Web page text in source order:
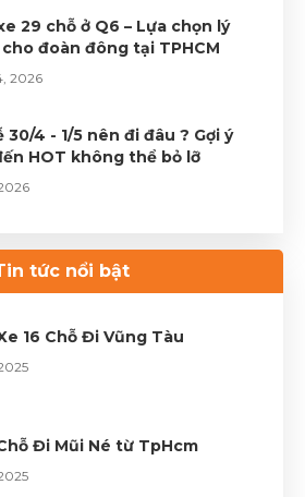
29 chỗ ở Q6 – Lựa chọn lý
đoàn đông tại TPHCM
2026
30/4 - 1/5 nên đi đâu ? Gợi ý
HOT không thể bỏ lỡ
trình đầy trọn vẹn
tức nổi bật
16 Chỗ Đi Vũng Tàu
Đi Mũi Né từ TpHcm